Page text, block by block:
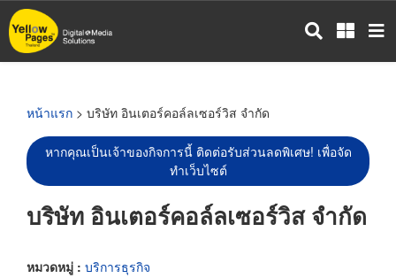
ข้าม
ไป
หน้าแรก > บริษัท อินเตอร์คอล์ลเซอร์วิส จำกัด
หากคุณเป็นเจ้าของกิจการนี้ ติดต่อรับส่วนลดพิเศษ! เพื่อจัด
ทำเว็บไซต์
บริษัท อินเตอร์คอล์ลเซอร์วิส จำกัด
หมวดหมู่ : บริการธุรกิจ